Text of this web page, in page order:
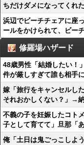
ちだけダメになってくれ
浜辺でビーチチェアに座
ールをかけられて、ビー
修羅場ハザード
48歳男性「結婚したい！
件が厳しすぎて誰も相手
嫁「旅行をキャンセルし
それおかしくない？」→
不義の子を妊娠したコト
子として育てて」旦那「
俺「土日は鬼ごっこしよ